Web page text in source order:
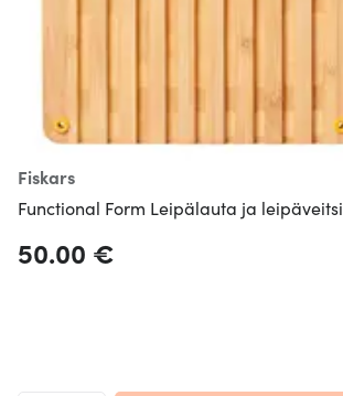
Fiskars
Functional Form Leipälauta ja leipäveitsi
50.00 €